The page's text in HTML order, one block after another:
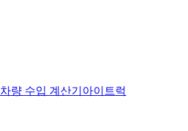
차량 수입 계산기 아이트럭